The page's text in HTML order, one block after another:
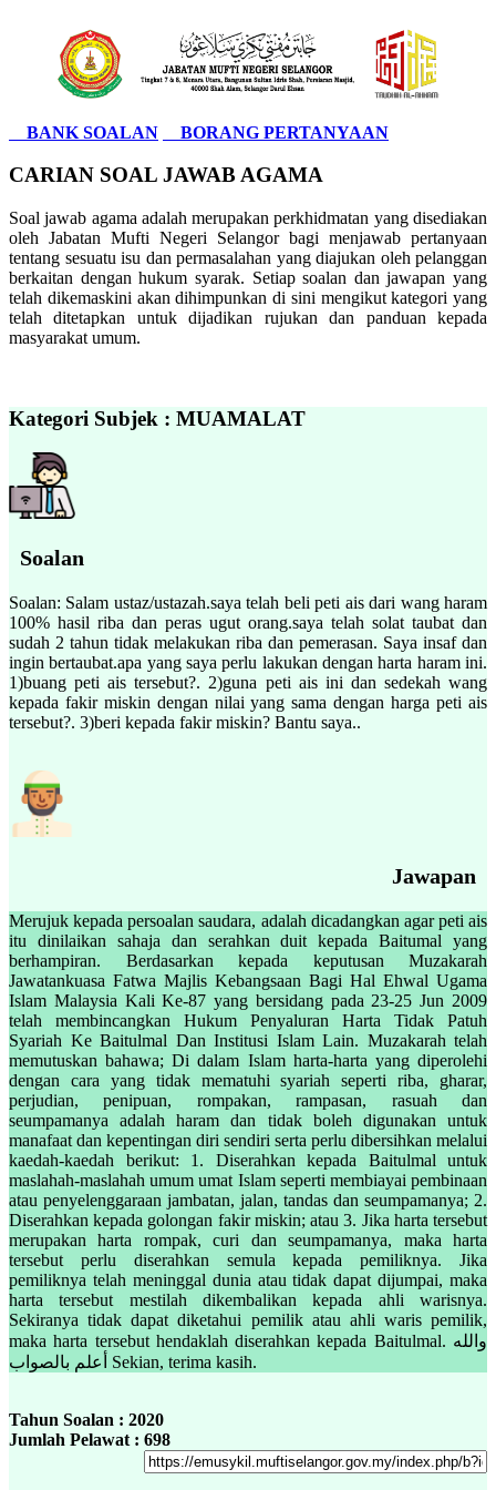
BANK SOALAN BORANG PERTANYAAN
CARIAN SOAL JAWAB AGAMA
Soal jawab agama adalah merupakan perkhidmatan yang disediakan
oleh Jabatan Mufti Negeri Selangor bagi menjawab pertanyaan
tentang sesuatu isu dan permasalahan yang diajukan oleh pelanggan
berkaitan dengan hukum syarak. Setiap soalan dan jawapan yang
telah dikemaskini akan dihimpunkan di sini mengikut kategori yang
telah ditetapkan untuk dijadikan rujukan dan panduan kepada
masyarakat umum.
Kategori Subjek : MUAMALAT
Soalan
Soalan: Salam ustaz/ustazah.saya telah beli peti ais dari wang haram
100% hasil riba dan peras ugut orang.saya telah solat taubat dan
sudah 2 tahun tidak melakukan riba dan pemerasan. Saya insaf dan
ingin bertaubat.apa yang saya perlu lakukan dengan harta haram ini.
1)buang peti ais tersebut?. 2)guna peti ais ini dan sedekah wang
kepada fakir miskin dengan nilai yang sama dengan harga peti ais
tersebut?. 3)beri kepada fakir miskin? Bantu saya..
Jawapan
Merujuk kepada persoalan saudara, adalah dicadangkan agar peti ais
itu dinilaikan sahaja dan serahkan duit kepada Baitumal yang
berhampiran. Berdasarkan kepada keputusan Muzakarah
Jawatankuasa Fatwa Majlis Kebangsaan Bagi Hal Ehwal Ugama
Islam Malaysia Kali Ke-87 yang bersidang pada 23-25 Jun 2009
telah membincangkan Hukum Penyaluran Harta Tidak Patuh
Syariah Ke Baitulmal Dan Institusi Islam Lain. Muzakarah telah
memutuskan bahawa; Di dalam Islam harta-harta yang diperolehi
dengan cara yang tidak mematuhi syariah seperti riba, gharar,
perjudian, penipuan, rompakan, rampasan, rasuah dan
seumpamanya adalah haram dan tidak boleh digunakan untuk
manafaat dan kepentingan diri sendiri serta perlu dibersihkan melalui
kaedah-kaedah berikut: 1. Diserahkan kepada Baitulmal untuk
maslahah-maslahah umum umat Islam seperti membiayai pembinaan
atau penyelenggaraan jambatan, jalan, tandas dan seumpamanya; 2.
Diserahkan kepada golongan fakir miskin; atau 3. Jika harta tersebut
merupakan harta rompak, curi dan seumpamanya, maka harta
tersebut perlu diserahkan semula kepada pemiliknya. Jika
pemiliknya telah meninggal dunia atau tidak dapat dijumpai, maka
harta tersebut mestilah dikembalikan kepada ahli warisnya.
Sekiranya tidak dapat diketahui pemilik atau ahli waris pemilik,
maka harta tersebut hendaklah diserahkan kepada Baitulmal. والله
أعلم بالصواب Sekian, terima kasih.
Tahun Soalan : 2020
Jumlah Pelawat : 698